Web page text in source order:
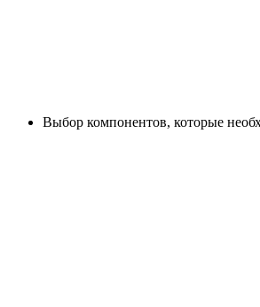
Выбор компонентов, которые